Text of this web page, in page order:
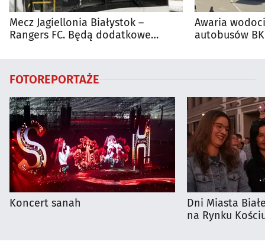
Mecz Jagiellonia Białystok –
Rangers FC. Będą dodatkowe
Awaria
autobusów
FOTOREPORTAŻE
Koncert sanah
Dni Miasta
na Rynku